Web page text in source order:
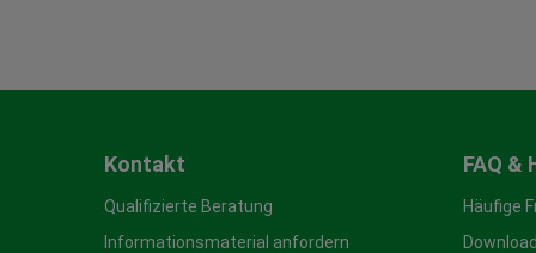
Kontakt
Qualifizierte Beratung
Informationsmaterial anfordern
FAQ &
Häufige